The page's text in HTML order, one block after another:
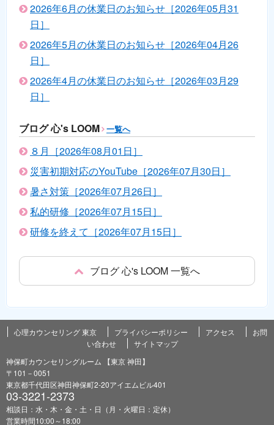
2026年6月の休業日のお知らせ［2026年05月31
日］
2026年5月の休業日のお知らせ［2026年04月26
日］
2026年4月の休業日のお知らせ［2026年03月29
日］
ブログ 心's LOOM 一覧へ
８月［2026年08月01日］
災害初期対応のYouTube［2026年07月30日］
暑さ対策［2026年07月26日］
私的研修［2026年07月15日］
研修を終えて［2026年07月15日］
ブログ 心's LOOM 一覧へ
心理カウンセリング 東京 プライバシーポリシー アクセス
お問
い合わせ
サイトマップ
神保町カウンセリングルーム 【東京 神田】
〒101－0051
東京都千代田区神田神保町2-20アイエムビル401
03-3221-2373
相談日：水・木・金・土・日（月・火曜日：定休）
営業時間10:00～18:00